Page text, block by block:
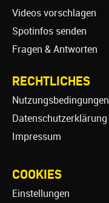
Videos vorschlagen
Spotinfos senden
Fragen & Antworten
RECHTLICHES
Nutzungsbedingungen
Datenschutzerklärung
Impressum
COOKIES
Einstellungen